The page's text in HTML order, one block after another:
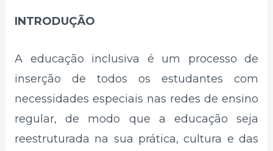
INTRODUÇÃO
A educação inclusiva é um processo de
inserção de todos os estudantes com
necessidades especiais nas redes de ensino
regular, de modo que a educação seja
reestruturada na sua prática, cultura e das